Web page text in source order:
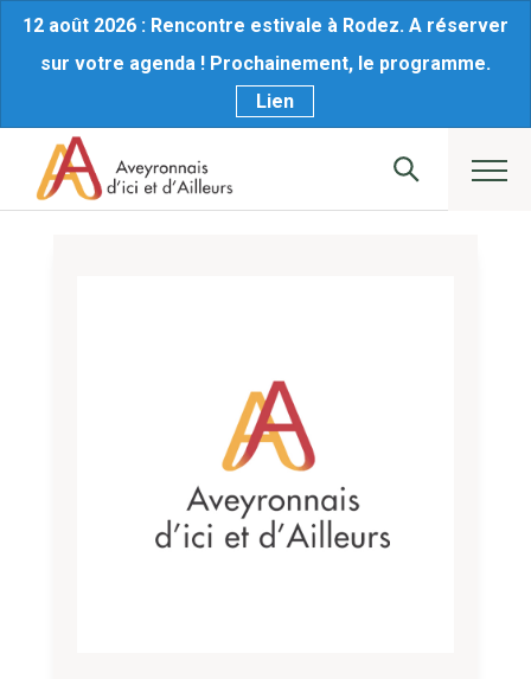
12 août 2026 : Rencontre estivale à Rodez. A réserver
sur votre agenda ! Prochainement, le programme.
Lien